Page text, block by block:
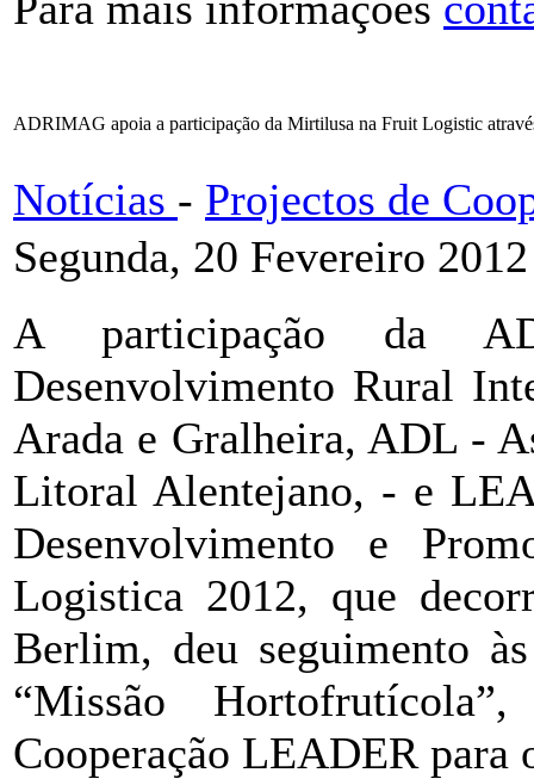
ADRIMAG apoia a participação da Mirtilusa na Fruit Logistic
Notícias - Projectos de
Segunda, 20 Fevereiro
A participação da
Desenvolvimento Rural
Arada e Gralheira, ADL -
Litoral Alentejano, - e
Desenvolvimento e
Logistica 2012, que
Berlim, deu seguimento
“Missão
Cooperação LEADER para